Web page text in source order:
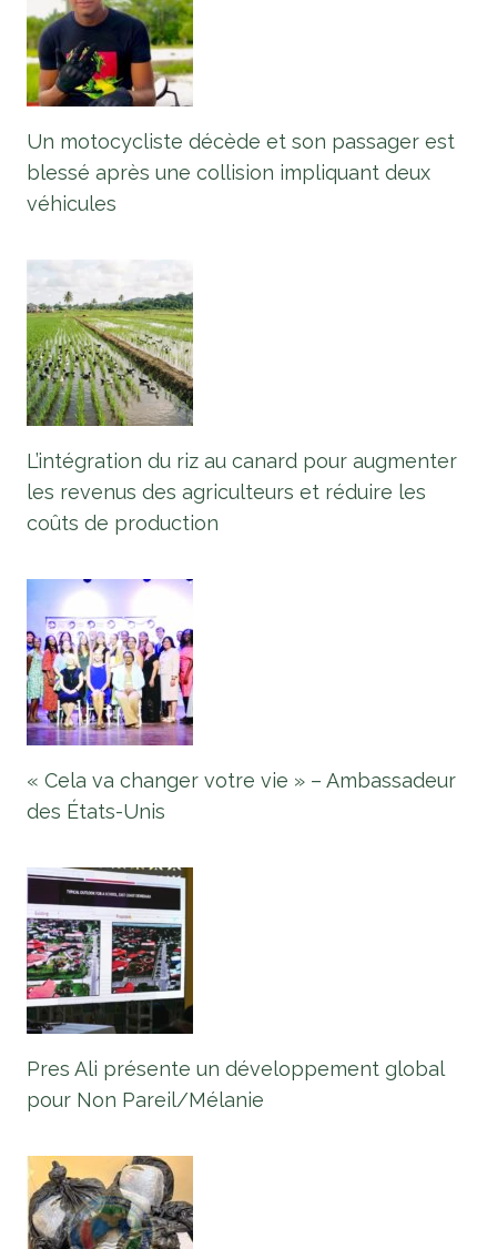
Un motocycliste décède et son passager est
blessé après une collision impliquant deux
véhicules
L’intégration du riz au canard pour augmenter
les revenus des agriculteurs et réduire les
coûts de production
« Cela va changer votre vie » – Ambassadeur
des États-Unis
Pres Ali présente un développement global
pour Non Pareil/Mélanie